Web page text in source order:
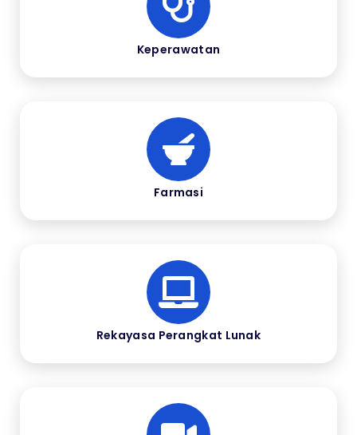
Keperawatan
Farmasi
Rekayasa Perangkat Lunak